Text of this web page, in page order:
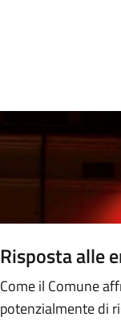
Risposta alle
Come il Comune
potenzialmente di